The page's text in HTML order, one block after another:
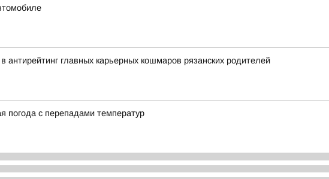
антирейтинг главных карьерных кошмаров рязанских родителей
погода с перепадами температур